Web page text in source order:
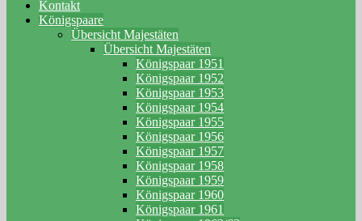
Kontakt
Königspaare
Übersicht Majestäten
Übersicht Majestäten
Königspaar 1951
Königspaar 1952
Königspaar 1953
Königspaar 1954
Königspaar 1955
Königspaar 1956
Königspaar 1957
Königspaar 1958
Königspaar 1959
Königspaar 1960
Königspaar 1961